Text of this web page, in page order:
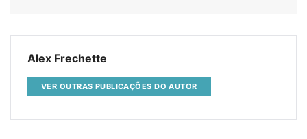
Alex Frechette
VER OUTRAS PUBLICAÇÕES DO AUTOR